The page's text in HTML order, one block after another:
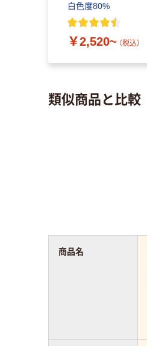
白色度80%
￥2,520~ （税込）
類似商品と比較
商品名